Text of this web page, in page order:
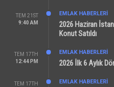
TEM 21ST
9:40 AM
EMLAK HABERLERI
2026 Haziran
Konut Satıldı
TEM 17TH
12:44 PM
EMLAK HABERLERI
2026 İlk 6 Aylık
TEM 17TH
EMLAK HABERLERI